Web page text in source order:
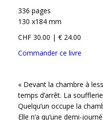
336 pages
130 x184 mm
CHF 30.00 | € 24.00
Commander ce livre
« Devant la chambre à
temps d’arrêt. La
Quelqu’un occupe la
Elle n’a qu’une demi-